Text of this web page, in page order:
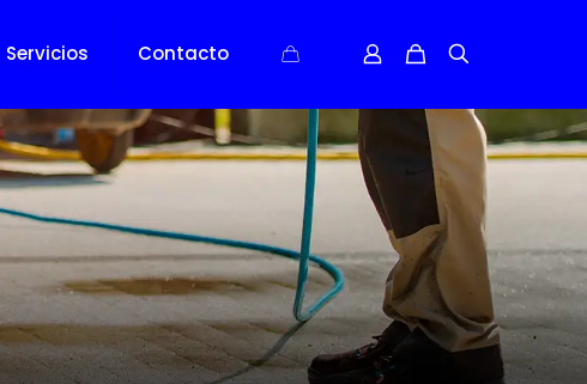
Servicios Contacto